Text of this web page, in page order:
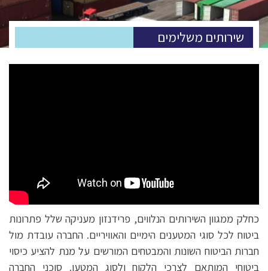
שירותים משלימים
כחלק ממגוון השירותים הנלווים, פרידנזון מעניקה שלל פתרונות
ביטוח לכל סוגי המטענים הימיים והאוויריים. החברה עובדת מול
חברות הביטוח השונות והמבטחים המורשים על מנת להציע כיסוי
ביטוחי המותאם לצרכי הלקוח ולסוג המטען. סוכני החברה